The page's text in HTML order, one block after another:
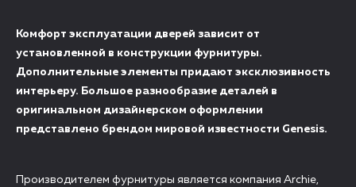
Комфорт эксплуатации дверей зависит от
установленной в конструкции фурнитуры.
Дополнительные элементы придают эксклюзивность
интерьеру. Большое разнообразие деталей в
оригинальном дизайнерском оформлении
представлено брендом мировой известности Genesis.
Производителем фурнитуры является компания Archie,